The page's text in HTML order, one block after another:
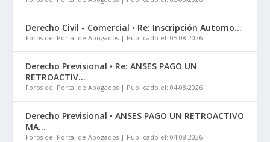
Derecho Civil - Comercial • Re: Inscripción Automo...
Foros del Portal de Abogados Publicado el: 05-08-2026
Derecho Previsional • Re: ANSES PAGO UN
RETROACTIV...
Foros del Portal de Abogados Publicado el: 04-08-2026
Derecho Previsional • ANSES PAGO UN RETROACTIVO
MA...
Foros del Portal de Abogados Publicado el: 04-08-2026